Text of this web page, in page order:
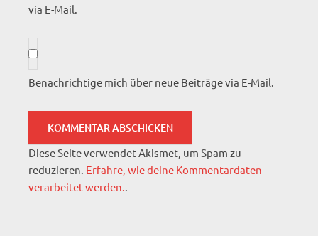
via E-Mail.
Benachrichtige mich über neue Beiträge via E-Mail.
Diese Seite verwendet Akismet, um Spam zu
reduzieren. Erfahre, wie deine Kommentardaten
verarbeitet werden..